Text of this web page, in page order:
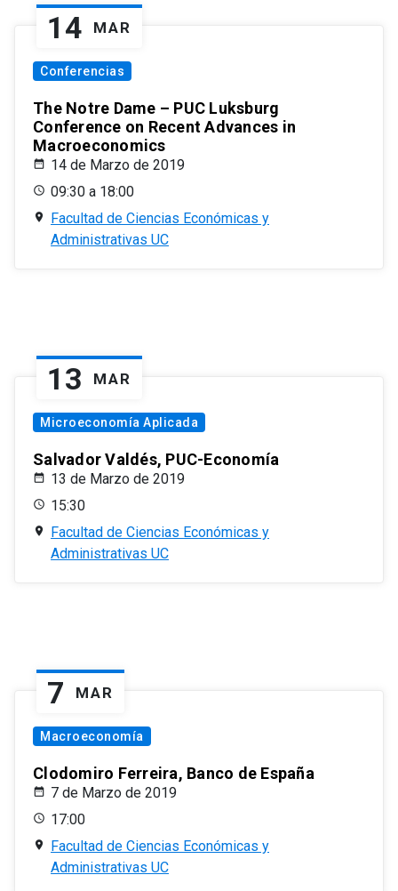
14 MAR
Conferencias
The Notre Dame – PUC Luksburg
Conference on Recent Advances in
Macroeconomics
14 de Marzo de 2019
09:30 a 18:00
Facultad de Ciencias Económicas y
Administrativas UC
13 MAR
Microeconomía Aplicada
Salvador Valdés, PUC-Economía
13 de Marzo de 2019
15:30
Facultad de Ciencias Económicas y
Administrativas UC
7 MAR
Macroeconomía
Clodomiro Ferreira, Banco de España
7 de Marzo de 2019
17:00
Facultad de Ciencias Económicas y
Administrativas UC